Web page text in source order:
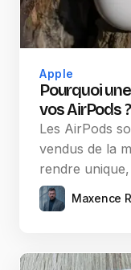
Apple
Pourquoi
vos AirPods ?
Les AirPods
vendus de la
rendre
Maxence